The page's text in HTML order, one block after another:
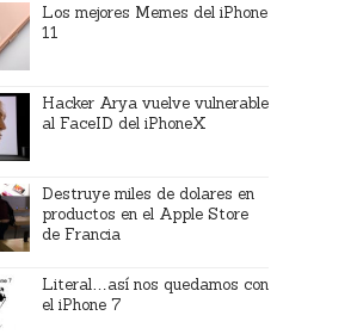
Los mejores Memes del iPhone
11
Hacker Arya vuelve vulnerable
al FaceID del iPhoneX
Destruye miles de dolares en
productos en el Apple Store
de Francia
Literal…así nos quedamos con
el iPhone 7